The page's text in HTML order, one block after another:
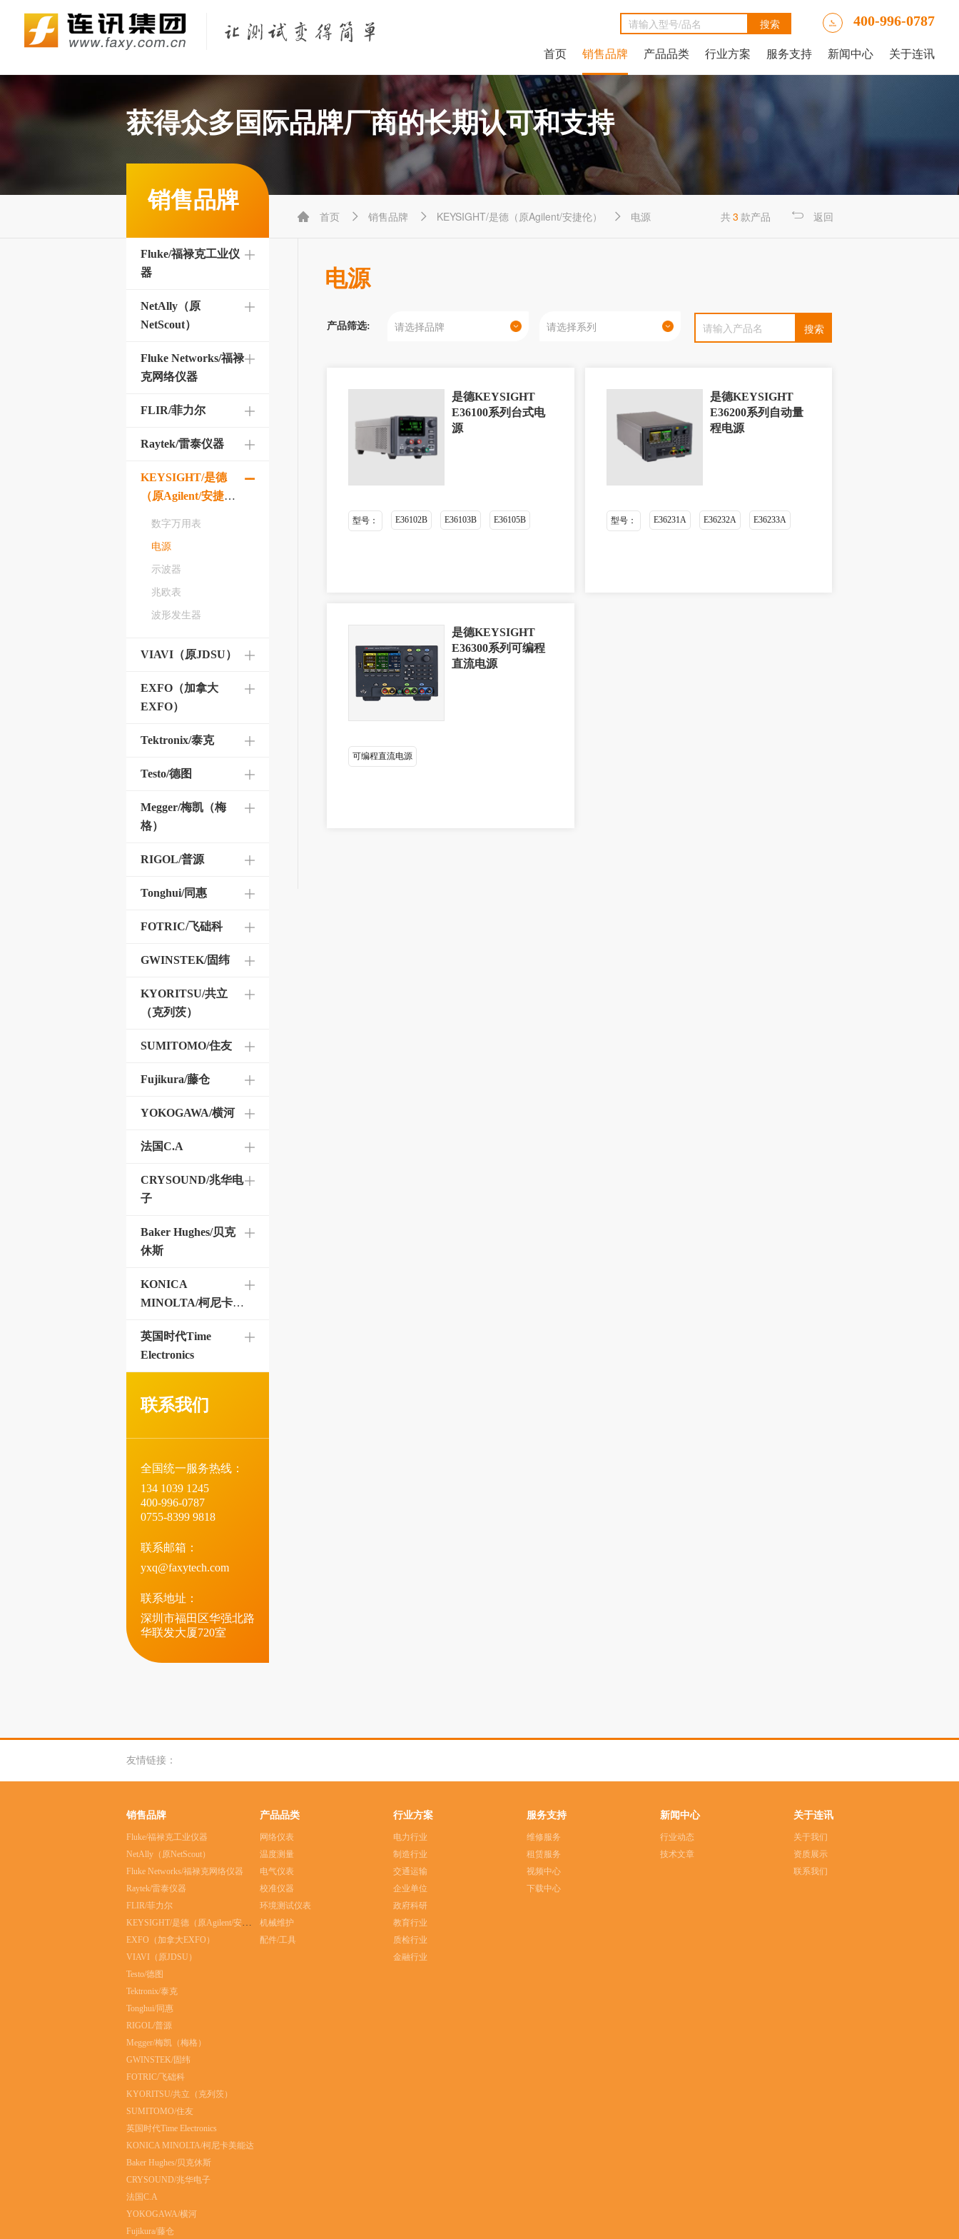
400-996-0787
首页 销售品牌 产品品类 行业方案 服务支持 新闻中心 关于连讯
获得众多国际品牌厂商的长期认可和支持
 首页  销售品牌  KEYSIGHT/是德（原Agilent/安捷伦）  电源 共3 款产品 返回
销售品牌
Fluke/福禄克工业仪
器
NetAlly（原
NetScout）
Fluke Networks/福禄
克网络仪器
FLIR/菲力尔
Raytek/雷泰仪器
KEYSIGHT/是德
（原Agilent/安捷
数字万用表
电源
示波器
兆欧表
波形发生器
VIAVI（原JDSU）
EXFO（加拿大
EXFO）
Tektronix/泰克
Testo/德图
Megger/梅凯（梅
格）
RIGOL/普源
Tonghui/同惠
FOTRIC/飞础科
GWINSTEK/固纬
KYORITSU/共立
（克列茨）
SUMITOMO/住友
Fujikura/藤仓
YOKOGAWA/横河
法国C.A
CRYSOUND/兆华电
子
Baker Hughes/贝克
休斯
KONICA
MINOLTA/柯尼卡美
英国时代Time
Electronics
联系我们
全国统一服务热线：
134 1039 1245
400-996-0787
0755-8399 9818
联系邮箱：
yxq@faxytech.com
联系地址：
深圳市福田区华强北路
华联发大厦720室
电源
产品筛选:
是德KEYSIGHT
E36100系列台式电
源
型号： E36102B E36103B E36105B
是德KEYSIGHT
E36200系列自动量
程电源
型号： E36231A E36232A E36233A
是德KEYSIGHT
E36300系列可编程
直流电源
可编程直流电源
友情链接：
销售品牌
Fluke/福禄克工业仪器
NetAlly（原NetScout）
Fluke Networks/福禄克网络仪器
Raytek/雷泰仪器
FLIR/菲力尔
KEYSIGHT/是德（原Agilent/安捷伦）
EXFO（加拿大EXFO）
VIAVI（原JDSU）
Testo/德图
Tektronix/泰克
Tonghui/同惠
RIGOL/普源
Megger/梅凯（梅格）
GWINSTEK/固纬
FOTRIC/飞础科
KYORITSU/共立（克列茨）
SUMITOMO/住友
英国时代Time Electronics
KONICA MINOLTA/柯尼卡美能达
Baker Hughes/贝克休斯
CRYSOUND/兆华电子
法国C.A
YOKOGAWA/横河
Fujikura/藤仓
产品品类
网络仪表
温度测量
电气仪表
校准仪器
环境测试仪表
机械维护
配件/工具
行业方案
电力行业
制造行业
交通运输
企业单位
政府科研
教育行业
质检行业
金融行业
服务支持
维修服务
租赁服务
视频中心
下载中心
新闻中心
行业动态
技术文章
关于连讯
关于我们
资质展示
联系我们